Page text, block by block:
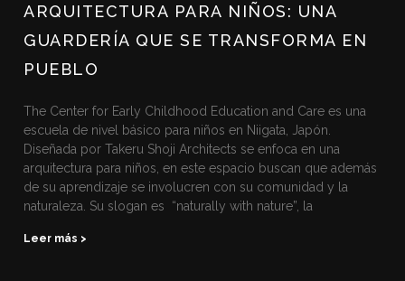
ARQUITECTURA PARA NIÑOS: UNA
GUARDERÍA QUE SE TRANSFORMA EN
PUEBLO
The Center for Early Childhood Education and Care es una
escuela de nivel básico para niños en Niigata, Japón.
Diseñada por Takeru Shoji Architects se enfoca en una
arquitectura para niños, en este espacio buscan que además
de su aprendizaje se involucren con su comunidad y la
naturaleza. Su slogan es “naturally with nature”, la
Leer más >